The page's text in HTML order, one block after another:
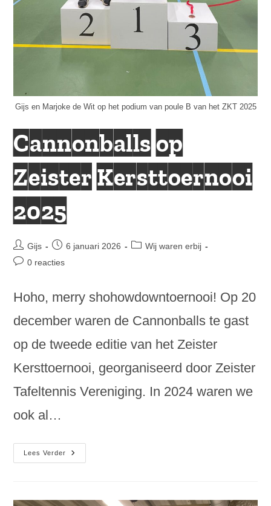
Gijs en Marjoke de Wit op het podium van poule B van het ZKT 2025
Cannonballs op
Zeister Kersttoernooi
2025
Bericht
auteur:
Gijs
Bericht
gepubliceerd
6 januari 2026 Berichtcategorie:
Wij waren erbij
Bericht0 reacties
Hoho, merry shohowdowntoernooi! Op 20
december waren de Cannonballs te gast
op de tweede editie van het Zeister
Kersttoernooi, georganiseerd door Zeister
Tafeltennis Vereniging. In 2024 waren we
ook al…
Lees Verder
Cannonballs
Op